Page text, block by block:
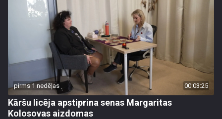
pirms 1 nedēļas 00:03:25
Kāršu licēja apstiprina senas Margaritas
Kolosovas aizdomas